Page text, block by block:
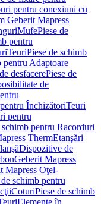
pentru conexiuni cu
Geberit Mapress
MufePiese de
pentru
TeuriPiese de schimb
pentru Adaptoare
desfacerePiese de
de
ÎnchizătoriTeuri
pentru
schimb pentru Racorduri
ThermEtanşări
Dispozitive de
Geberit Mapress
Mapress Oţel-
schimb pentru
CoturiPiese de schimb
Elemente în